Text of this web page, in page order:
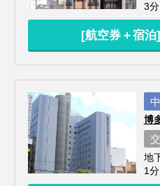
3
[航空券＋宿
博
地
1